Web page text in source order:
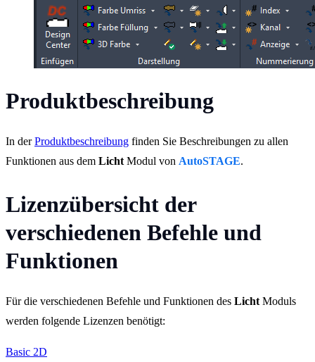
Produktbeschreibung
In derProduktbeschreibung finden Sie Beschreibungen zu allen
Funktionen aus dem Licht Modul von AutoSTAGE.
Lizenzübersicht der
verschiedenen Befehle und
Funktionen
Für die verschiedenen Befehle und Funktionen des Licht Moduls
werden folgende Lizenzen benötigt:
Basic 2D